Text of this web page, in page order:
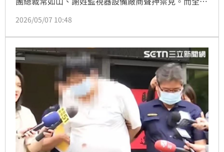
店進行稽查，也發現疑似有安裝針孔情形，報請北檢簽
由新北檢偵辦。
2026/05/07 10:48